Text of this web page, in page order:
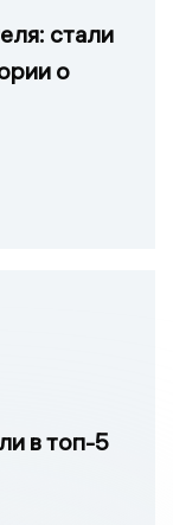
стали
о
в топ-5